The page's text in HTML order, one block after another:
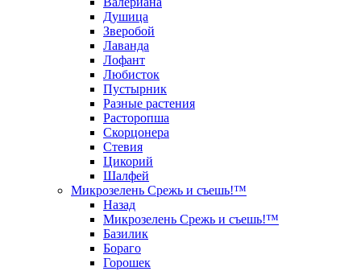
Душица
Зверобой
Лаванда
Лофант
Любисток
Пустырник
Разные растения
Расторопша
Скорцонера
Стевия
Цикорий
Шалфей
Микрозелень Срежь и съешь!™
Назад
Микрозелень Срежь и съешь!™
Базилик
Бораго
Горошек